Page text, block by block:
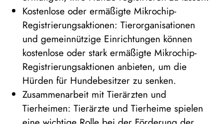
Kostenlose oder ermäßigte Mikrochip-
Registrierungsaktionen: Tierorganisationen
und gemeinnützige Einrichtungen können
kostenlose oder stark ermäßigte Mikrochip-
Registrierungsaktionen anbieten, um die
Hürden für Hundebesitzer zu senken.
Zusammenarbeit mit Tierärzten und
Tierheimen: Tierärzte und Tierheime spielen